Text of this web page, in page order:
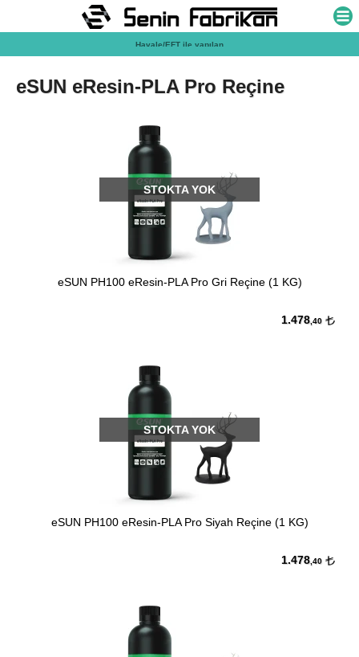
Havale/EFT ile yapılan ödemelerde %2 ek indirim!
eSUN eResin-PLA Pro Reçine
STOKTA YOK
eSUN PH100 eResin-PLA Pro Gri Reçine (1 KG)
1.478 ,40
STOKTA YOK
eSUN PH100 eResin-PLA Pro Siyah Reçine (1 KG)
1.478 ,40